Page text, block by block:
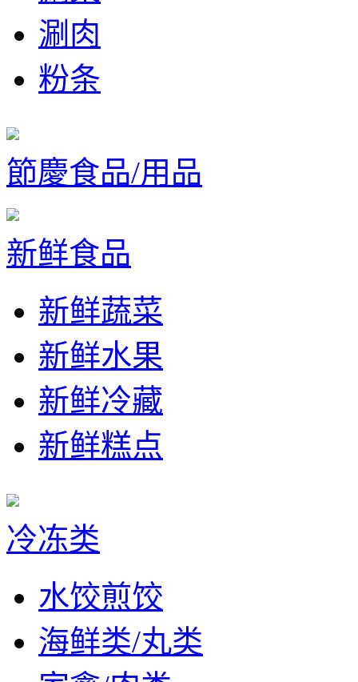
涮肉
粉条
節慶食品/用品
新鲜食品
新鲜蔬菜
新鲜水果
新鲜冷藏
新鲜糕点
冷冻类
水饺煎饺
海鲜类/丸类